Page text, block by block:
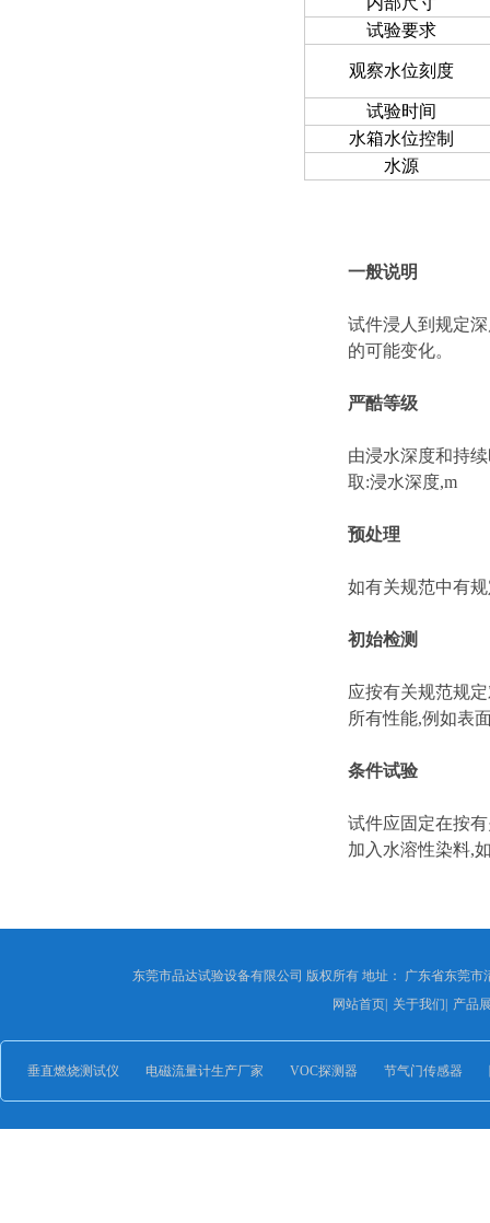
试验要求
观察水位刻度
试验时间
水箱水位控制
水源
一般说明
试件浸人到规定
的可能变化。
严酷等级
由浸水深度和持
取:浸水深度,m
预处理
如有关规范中有
初始检测
应按有关规范规
所有性能,例如表
条件试验
试件应固定在按
加入水溶性染料,
东莞市品达试验设备有限公司 版权所有 地址： 广东省东莞
网站首页| 关于我们 产品
垂直燃烧测试仪 电磁流量计生产厂家 VOC探测器 节气门传感器